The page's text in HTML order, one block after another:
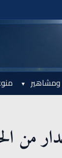
من